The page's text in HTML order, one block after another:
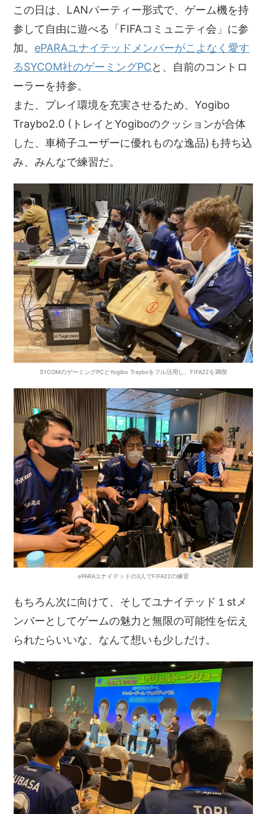
この日は、LANパーティー形式で、ゲーム機を持
参して自由に遊べる「FIFAコミュニティ会」に参
加。 ePARAユナイテッドメンバーがこよなく愛す
るSYCOM社のゲーミングPCと、自前のコントロ
ーラーを持参。
また、プレイ環境を充実させるため、Yogibo
Traybo2.0 (トレイとYogiboのクッションが合体
した、車椅子ユーザーに優れものな逸品)も持ち込
み、みんなで練習だ。
SYCOMのゲーミングPCとYogibo Trayboをフル活用し、FIFA22を満喫
ePARAユナイテッドの3人でFIFA22の練習
もちろん次に向けて、そしてユナイテッド１stメ
ンバーとしてゲームの魅力と無限の可能性を伝え
られたらいいな、なんて想いも少しだけ。